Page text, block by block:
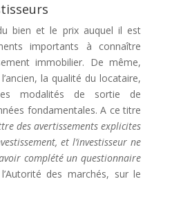
bien et le prix auquel il est
importants à connaître
immobilier. De même,
la qualité du locataire,
modalités de sortie de
fondamentales. A ce titre
des avertissements explicites
et l’investisseur ne
complété un questionnaire
des marchés, sur le